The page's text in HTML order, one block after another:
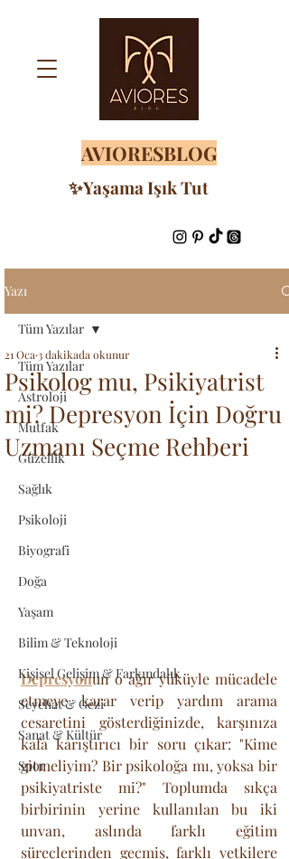
AVIORESBLOG
✨Yaşama Işık Tut
Yazı
Tüm Yazılar
Astroloji
Mutfak
Güzellik
Sağlık
Psikoloji
Biyografi
Doğa
Yaşam
Bilim & Teknoloji
Kişisel Gelişim & Farkındalık
Seyehat & Gezi
Sanat & Kültür
Spor
Tüm Yazılar
Psikolog mu, Psikiyatrist
mi? Depresyon İçin Doğru
Uzmanı Seçme Rehberi
21 Oca 3 dakikada okunur
Depresyonun o ağır yüküyle mücadele
etmeye karar verip yardım arama
cesaretini gösterdiğinizde, karşınıza
kafa karıştırıcı bir soru çıkar: "Kime
gitmeliyim? Bir psikoloğa mı, yoksa bir
psikiyatriste mi?" Toplumda sıkça
birbirinin yerine kullanılan bu iki
unvan, aslında farklı eğitim
süreçlerinden geçmiş, farklı yetkilere